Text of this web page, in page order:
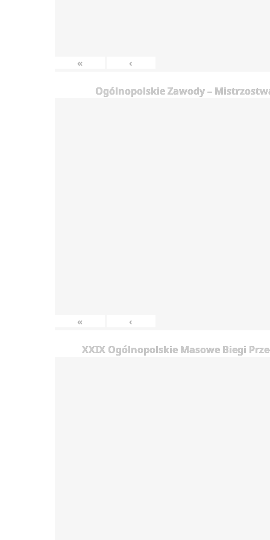
« ‹
Ogólnopolskie Zawody –
« ‹
XXIX Ogólnopolskie Masowe Biegi